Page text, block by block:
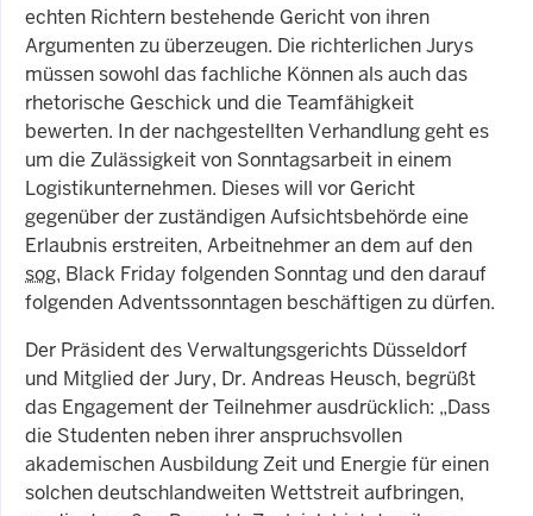
echten Richtern bestehende Gericht von ihren
Argumenten zu überzeugen. Die richterlichen Jurys
müssen sowohl das fachliche Können als auch das
rhetorische Geschick und die Teamfähigkeit
bewerten. In der nachgestellten Verhandlung geht es
um die Zulässigkeit von Sonntagsarbeit in einem
Logistikunternehmen. Dieses will vor Gericht
gegenüber der zuständigen Aufsichtsbehörde eine
Erlaubnis erstreiten, Arbeitnehmer an dem auf den
sog. Black Friday folgenden Sonntag und den darauf
folgenden Adventssonntagen beschäftigen zu dürfen.
Der Präsident des Verwaltungsgerichts Düsseldorf
und Mitglied der Jury, Dr. Andreas Heusch, begrüßt
das Engagement der Teilnehmer ausdrücklich: „Dass
die Studenten neben ihrer anspruchsvollen
akademischen Ausbildung Zeit und Energie für einen
solchen deutschlandweiten Wettstreit aufbringen,